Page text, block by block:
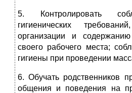
5. Контролировать
гигиенических
организации и
своего рабочего места;
гигиены при проведении
6. Обучать родственников
общения и поведения на